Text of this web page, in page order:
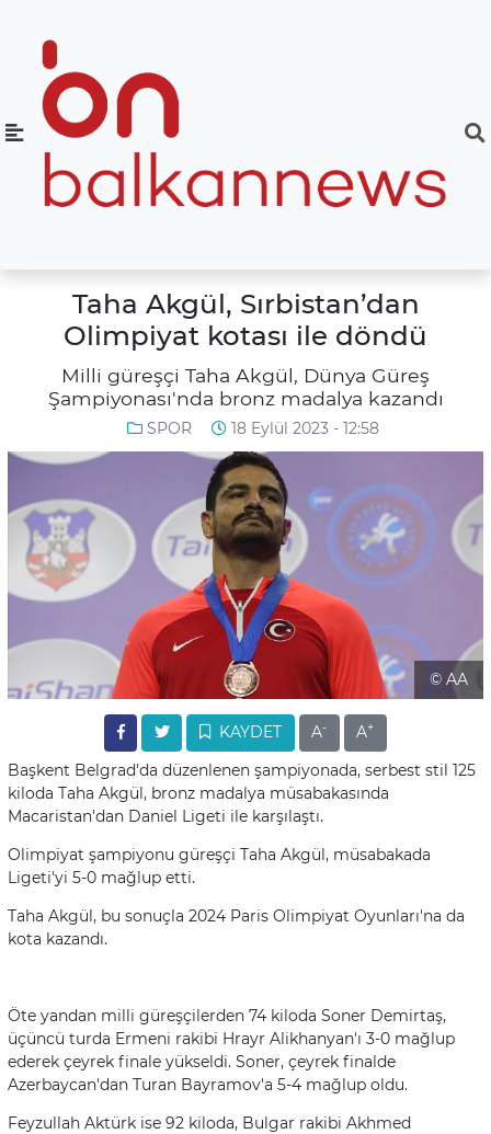
Taha Akgül, Sırbistan’dan
Olimpiyat kotası ile döndü
Milli güreşçi Taha Akgül, Dünya Güreş
Şampiyonası'nda bronz madalya kazandı
SPOR 18 Eylül 2023 - 12:58
© AA
KAYDET A- A+
Başkent Belgrad'da düzenlenen şampiyonada, serbest stil 125
kiloda Taha Akgül, bronz madalya müsabakasında
Macaristan'dan Daniel Ligeti ile karşılaştı.
Olimpiyat şampiyonu güreşçi Taha Akgül, müsabakada
Ligeti'yi 5-0 mağlup etti.
Taha Akgül, bu sonuçla 2024 Paris Olimpiyat Oyunları'na da
kota kazandı.
Öte yandan milli güreşçilerden 74 kiloda Soner Demirtaş,
üçüncü turda Ermeni rakibi Hrayr Alikhanyan'ı 3-0 mağlup
ederek çeyrek finale yükseldi. Soner, çeyrek finalde
Azerbaycan'dan Turan Bayramov'a 5-4 mağlup oldu.
Feyzullah Aktürk ise 92 kiloda, Bulgar rakibi Akhmed